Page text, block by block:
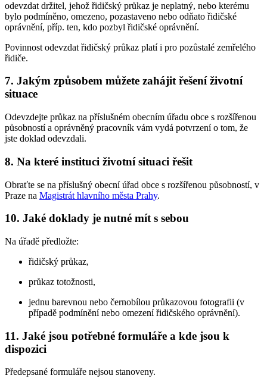
odevzdat držitel, jehož řidičský průkaz je neplatný, nebo kterému
bylo podmíněno, omezeno, pozastaveno nebo odňato řidičské
oprávnění, příp. ten, kdo pozbyl řidičské oprávnění.
Povinnost odevzdat řidičský průkaz platí i pro pozůstalé zemřelého
řidiče.
7. Jakým způsobem můžete zahájit řešení životní
situace
Odevzdejte průkaz na příslušném obecním úřadu obce s rozšířenou
působností a oprávněný pracovník vám vydá potvrzení o tom, že
jste doklad odevzdali.
8. Na které instituci životní situaci řešit
Obraťte se na příslušný obecní úřad obce s rozšířenou působností, v
Praze na Magistrát hlavního města Prahy.
10. Jaké doklady je nutné mít s sebou
Na úřadě předložte:
řidičský průkaz,
průkaz totožnosti,
jednu barevnou nebo černobílou průkazovou fotografii (v
případě podmínění nebo omezení řidičského oprávnění).
11. Jaké jsou potřebné formuláře a kde jsou k
dispozici
Předepsané formuláře nejsou stanoveny.